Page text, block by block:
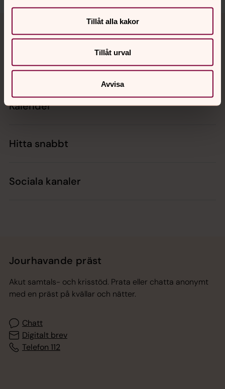
Tillåt alla kakor
Tillåt urval
Avvisa
Kontakt
Kalender
Hitta snabbt
Sociala kanaler
Jourhavande präst
Akut samtals- och krisstöd. Prata eller chatta anonymt
med en präst på kvällar och nätter.
Chatt
Digitalt brev
Telefon 112